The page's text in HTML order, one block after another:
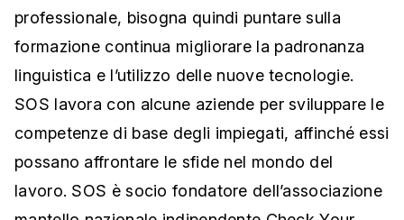
professionale, bisogna quindi puntare sulla
formazione continua migliorare la padronanza
linguistica e l’utilizzo delle nuove tecnologie.
SOS lavora con alcune aziende per sviluppare le
competenze di base degli impiegati, affinché essi
possano affrontare le sfide nel mondo del
lavoro. SOS è socio fondatore dell’associazione